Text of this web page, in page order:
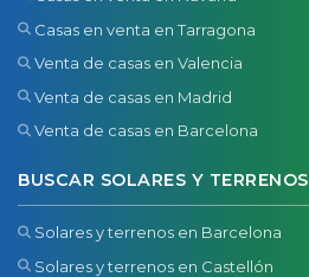
Casas en venta en Tarragona
Venta de casas en Valencia
Venta de casas en Madrid
Venta de casas en Barcelona
BUSCAR SOLARES Y TERRENOS
Solares y terrenos en Barcelona
Solares y terrenos en Castellón